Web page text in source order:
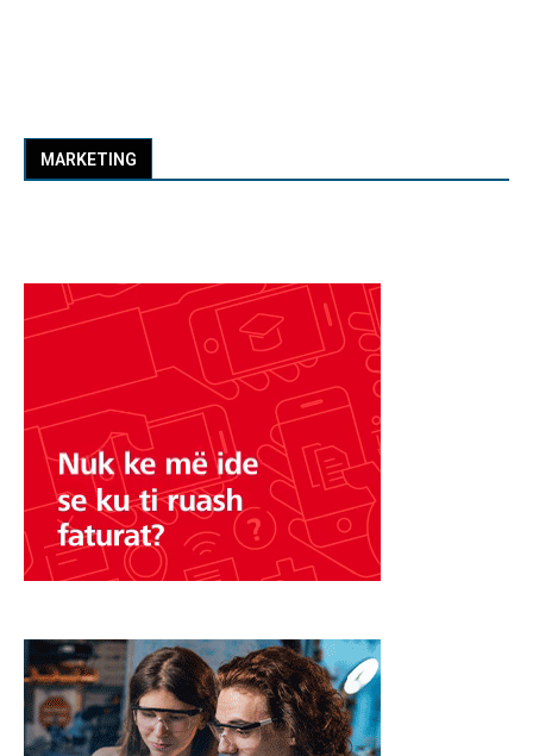
MARKETING